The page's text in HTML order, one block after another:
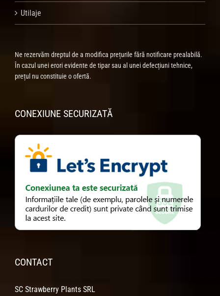
Utilaje
Ne rezervăm dreptul de a modifica prețurile fără notificare prealabilă.
În cazul unei erori evidente de tipar sau al unei defecțiuni tehnice,
prețul nu constituie o ofertă.
CONEXIUNE SECURIZATĂ
CONTACT
SC Strawberry Plants SRL